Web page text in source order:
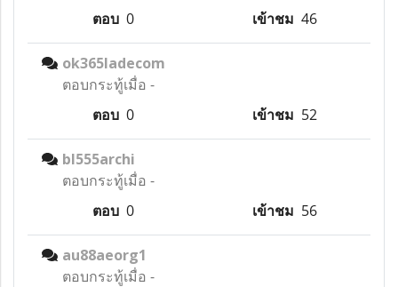
ตอบ 0 เข้าชม 46
ok365ladecom
ตอบกระทู้เมื่อ -
ตอบ 0 เข้าชม 52
bl555archi
ตอบกระทู้เมื่อ -
ตอบ 0 เข้าชม 56
au88aeorg1
ตอบกระทู้เมื่อ -